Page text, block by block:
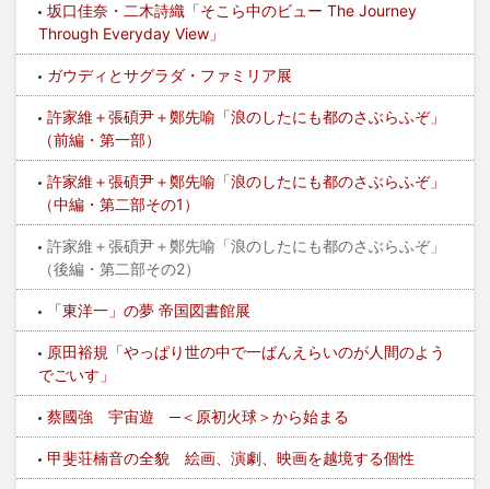
坂口佳奈・二木詩織「そこら中のビュー The Journey
Through Everyday View」
ガウディとサグラダ・ファミリア展
許家維＋張碩尹＋鄭先喻「浪のしたにも都のさぶらふぞ」
（前編・第一部）
許家維＋張碩尹＋鄭先喻「浪のしたにも都のさぶらふぞ」
（中編・第二部その1）
許家維＋張碩尹＋鄭先喻「浪のしたにも都のさぶらふぞ」
（後編・第二部その2）
「東洋一」の夢 帝国図書館展
原田裕規「やっぱり世の中で一ばんえらいのが人間のよう
でごいす」
蔡國強 宇宙遊 ─＜原初火球＞から始まる
甲斐荘楠音の全貌 絵画、演劇、映画を越境する個性